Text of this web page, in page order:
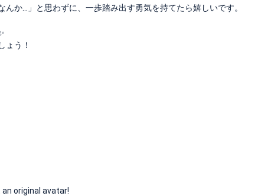
か…」と思わずに、一歩踏み出す勇気を持てたら嬉しいです。
ょう！
original avatar!